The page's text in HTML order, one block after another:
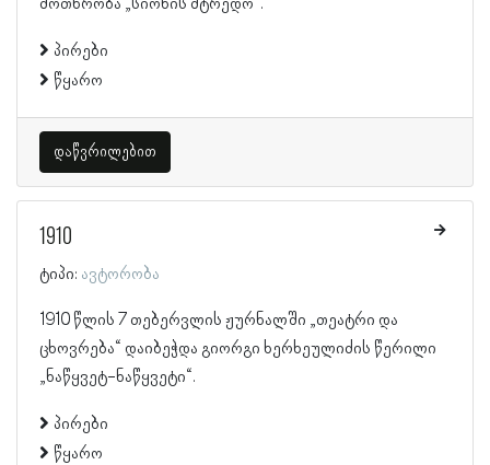
მოთხრობა „სიონის მტრედო“.
პირები
წყარო
დაწვრილებით
1910
ტიპი: ავტორობა
1910 წლის 7 თებერვლის ჟურნალში „თეატრი და
ცხოვრება“ დაიბეჭდა გიორგი ხერხეულიძის წერილი
„ნაწყვეტ-ნაწყვეტი“.
პირები
წყარო